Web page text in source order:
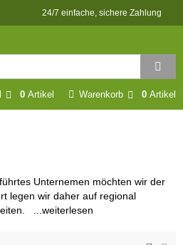
24/7 einfache, sichere Zahlung
Warenkorb 0 Artikel
0 Artikel
Unternemen möchten wir der
legen wir daher auf regional
...weiterlesen